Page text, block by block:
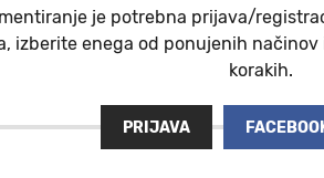
je potrebna prijava/
izberite enega od ponujenih
korakih.
PRIJAVA